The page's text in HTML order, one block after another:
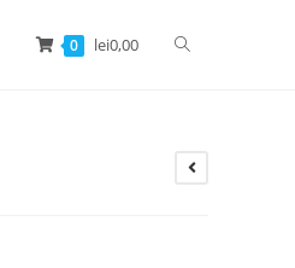
0 lei0,00